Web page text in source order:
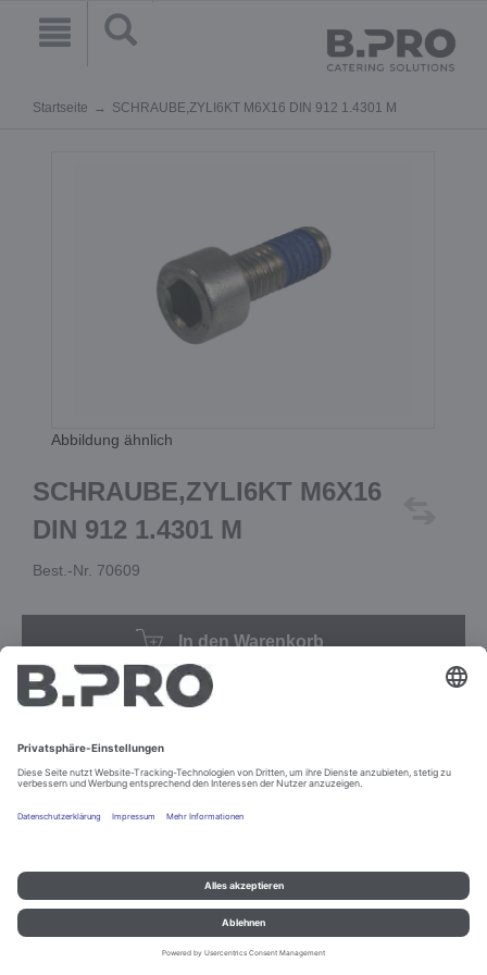
Startseite SCHRAUBE,ZYLI6KT M6X16 DIN 912 1.4301 M
Abbildung ähnlich
SCHRAUBE,ZYLI6KT M6X16
DIN 912 1.4301 M
Best.-Nr. 70609
In den Warenkorb
Impressum und Datenschutz Kontakt
Rechtliche Hinweise